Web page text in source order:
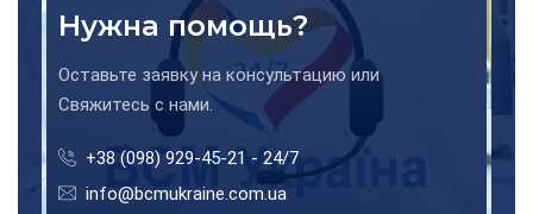
Нужна помощь?
Оставьте заявку на консультацию или
Свяжитесь с нами.
+38 (098) 929-45-21 - 24/7
info@bcmukraine.com.ua